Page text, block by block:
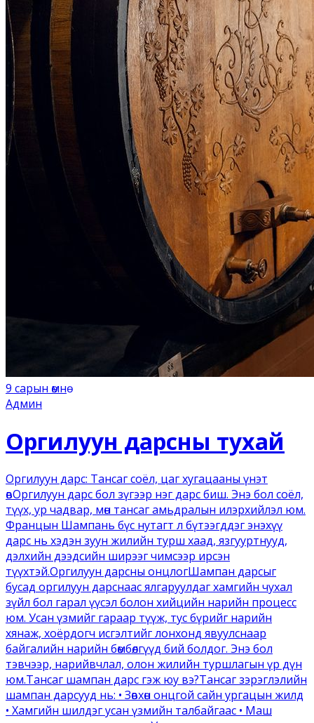
9 сарын өмнө
Админ
Оргилуун дарсны тухай
Оргилуун дарс: Тансаг соёл, цаг хугацааны үнэт
өвОргилуун дарс бол зүгээр нэг дарс биш. Энэ бол соёл,
түүх, ур чадвар, мөн тансаг амьдралын илэрхийлэл юм.
Францын Шампань бүс нутагт л бүтээгддэг энэхүү
дарс нь хэдэн зуун жилийн турш хаад, язгууртнууд,
дэлхийн дээдсийн ширээг чимсээр ирсэн
түүхтэй.Оргилуун дарсны онцлогШампан дарсыг
бусад оргилуун дарснаас ялгаруулдаг хамгийн чухал
зүйл бол гарал үүсэл болон хийцийн нарийн процесс
юм. Усан үзмийг гараар түүж, тус бүрийг нарийн
хянаж, хоёрдогч исгэлтийг лонхонд явуулснаар
байгалийн нарийн бөмбөлгүүд бий болдог. Энэ бол
тэвчээр, нарийвчлал, олон жилийн туршлагын үр дүн
юм.Тансаг шампан дарс гэж юу вэ?Тансаг зэрэглэлийн
шампан дарсууд нь: • Зөвхөн онцгой сайн ургацын жилд
• Хамгийн шилдэг усан үзмийн талбайгаас • Маш